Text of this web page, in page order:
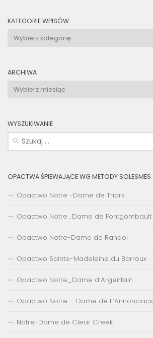
KATEGORIE WPISÓW
Kategorie
wpisów
ARCHIWA
Archiwa
WYSZUKIWANIE
Szukaj:
OPACTWA ŚPIEWAJĄCE WG METODY SOLESMES
Opactwo Notre -Dame de Triors
Opactwo Notre_Dame de Fontgombault
Opactwo Notre-Dame de Randol
Opactwo Sainte-Madeleine du Barroux
Opactwo Notre_Dame d’Argentain
Opactwo Notre – Dame de
Notre-Dame de Clear Creek